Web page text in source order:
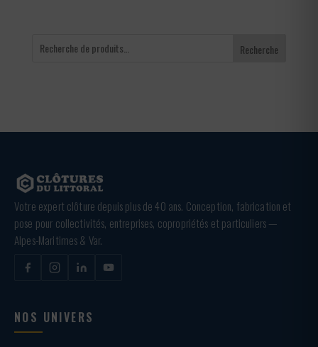
Recherche
Votre expert clôture depuis plus de 40 ans. Conception, fabrication et
pose pour collectivités, entreprises, copropriétés et particuliers —
Alpes-Maritimes & Var.
NOS UNIVERS